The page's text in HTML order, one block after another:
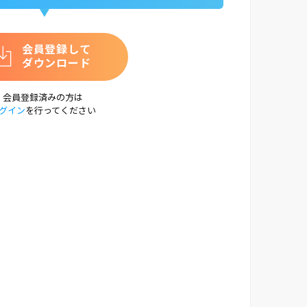
会員登録して
ダウンロード
会員登録済みの方は
インを行ってください